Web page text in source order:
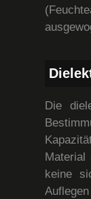
Die
Material
keine